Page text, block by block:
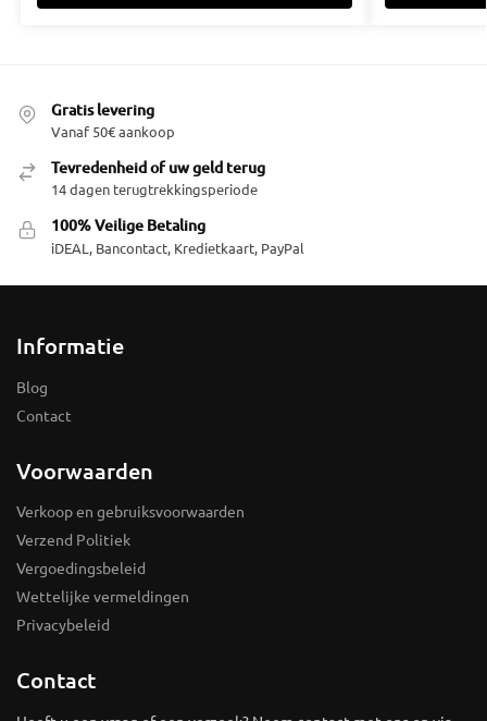
Gratis levering
Vanaf 50€ aankoop
Tevredenheid of uw geld terug
14 dagen terugtrekkingsperiode
100% Veilige Betaling
iDEAL, Bancontact, Kredietkaart, PayPal
Informatie
Blog
Contact
Voorwaarden
Verkoop en gebruiksvoorwaarden
Verzend Politiek
Vergoedingsbeleid
Wettelijke vermeldingen
Privacybeleid
Contact